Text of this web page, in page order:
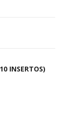
INSERTOS)